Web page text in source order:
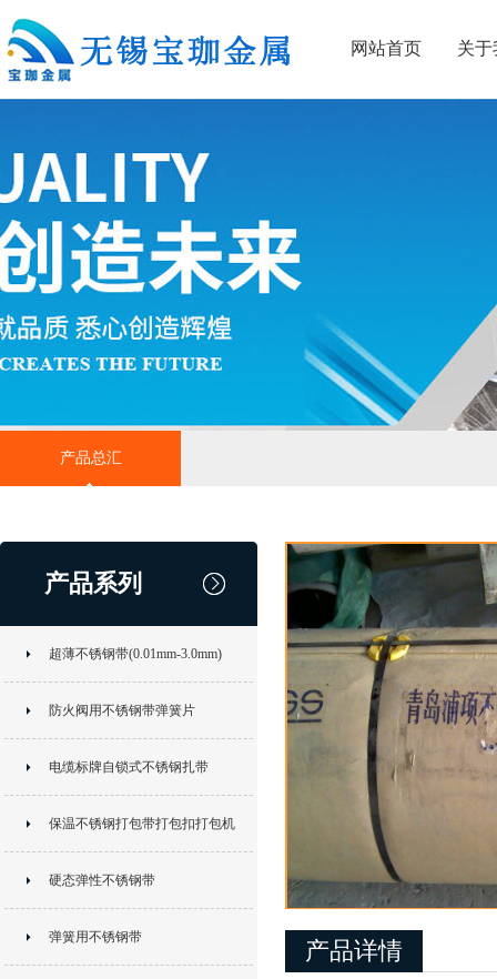
网站首页 关于
产品总汇
产品系列
超薄不锈钢带(0.01mm-3.0mm)
防火阀用不锈钢带弹簧片
电缆标牌自锁式不锈钢扎带
保温不锈钢打包带打包扣打包机
硬态弹性不锈钢带
弹簧用不锈钢带 产品详情